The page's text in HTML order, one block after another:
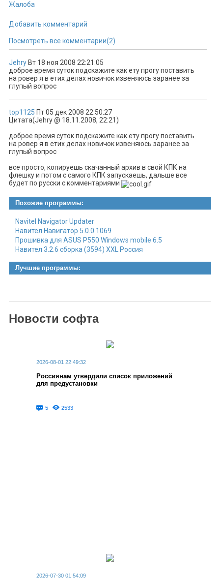
Жалоба
Добавить комментарий
Посмотреть все комментарии(2)
Jehry Вт 18 ноя 2008 22:21:05
доброе время суток подскажите как ету прогу поставить
на ровер я в етих делах новичок извеняюсь заранее за
глупый вопрос
top1125 Пт 05 дек 2008 22:50:27
Цитата(Jehry @ 18.11.2008, 22:21)
доброе время суток подскажите как ету прогу поставить
на ровер я в етих делах новичок извеняюсь заранее за
глупый вопрос
все просто, копируешь скачанный архив в свой КПК на
флешку и потом с самого КПК запускаешь, дальше все
будет по русски с комментариями
Похожие программы:
Navitel Navigator Updater
Навител Навигатор 5.0.0.1069
Прошивка для ASUS P550 Windows mobile 6.5
Навител 3.2.6 сборка (3594) XXL Россия
Лучшие программы:
Новости софта
2026-08-01 22:49:32
Россиянам утвердили список приложений
для предустановки
5 2533
2026-07-30 01:54:09